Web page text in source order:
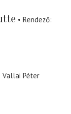
Rendező
Vallai Péter